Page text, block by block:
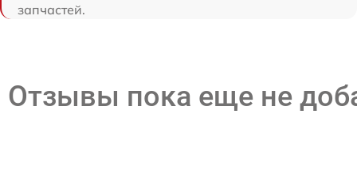
запчастей.
Отзывы пока еще не